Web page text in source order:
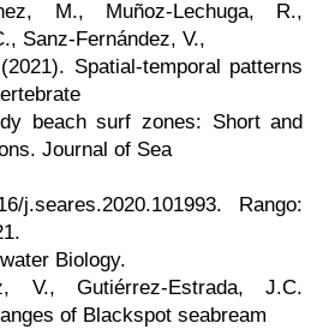
M., Muñoz-Lechuga, R.,
Sanz-Fernández, V.,
Spatial-temporal patterns
beach surf zones: Short and
Journal of Sea
j.seares.2020.101993. Rango:
Biology.
V., Gutiérrez-Estrada, J.C.
of Blackspot seabream